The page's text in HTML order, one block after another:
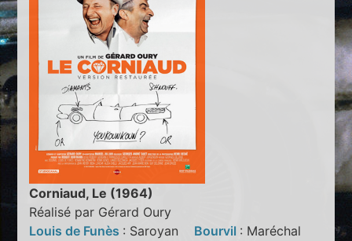
Corniaud, Le (1964)
Réalisé par Gérard Oury
Louis de Funès : Saroyan Bourvil : Maréchal